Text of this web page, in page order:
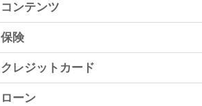
コンテンツ
保険
クレジットカード
ローン